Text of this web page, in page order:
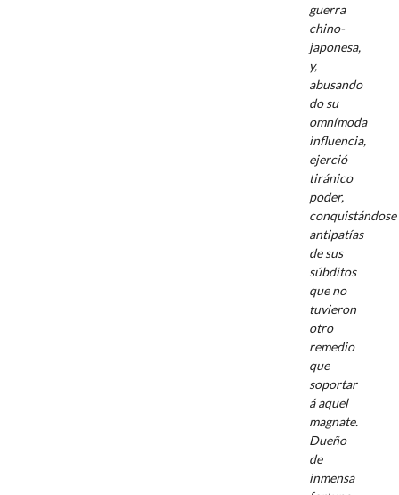
guerra
chino-
japonesa,
y,
abusando
do su
omnímoda
influencia,
ejerció
tiránico
poder,
conquistándose
antipatías
de sus
súbditos
que no
tuvieron
otro
remedio
que
soportar
á aquel
magnate.
Dueño
de
inmensa